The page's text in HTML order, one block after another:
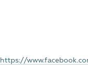
https://